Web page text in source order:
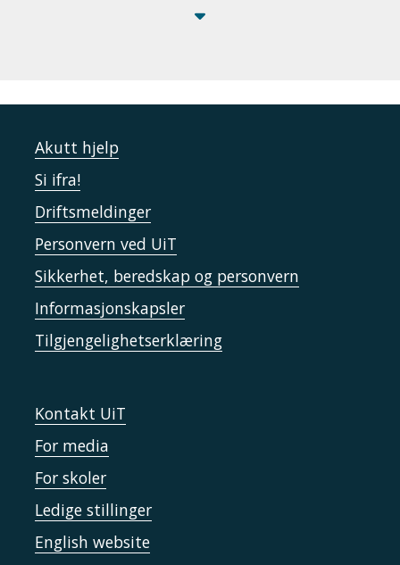
Akutt hjelp
Si ifra!
Driftsmeldinger
Personvern ved UiT
Sikkerhet, beredskap og personvern
Informasjonskapsler
Tilgjengelighetserklæring
Kontakt UiT
For media
For skoler
Ledige stillinger
English website